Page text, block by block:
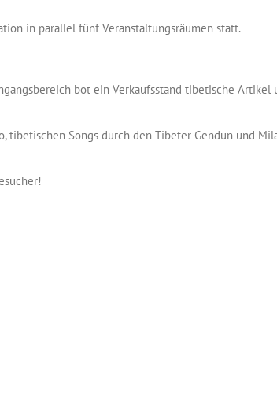
in parallel fünf Veranstaltungsräumen statt.
bot ein Verkaufsstand tibetische Artikel
tibetischen Songs durch den Tibeter Gendün und